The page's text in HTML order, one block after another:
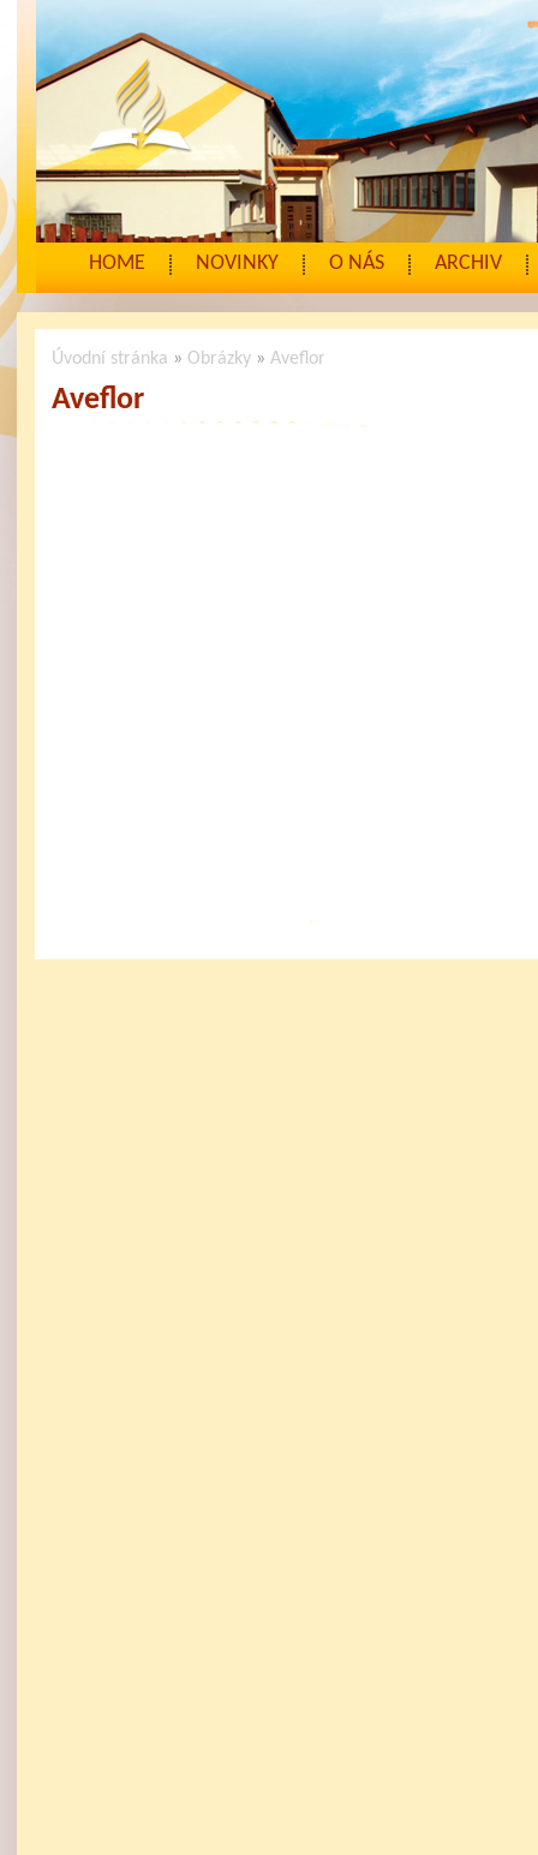
HOME NOVINKY O NÁS ARCHIV
Úvodní stránka » Obrázky »Aveflor
Aveflor